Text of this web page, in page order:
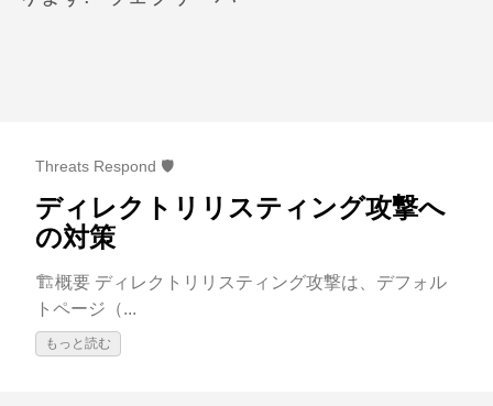
Threats Respond 🛡️
ディレクトリリスティング攻撃へ
の対策
🏗️概要 ディレクトリリスティング攻撃は、デフォル
トページ（...
もっと読む